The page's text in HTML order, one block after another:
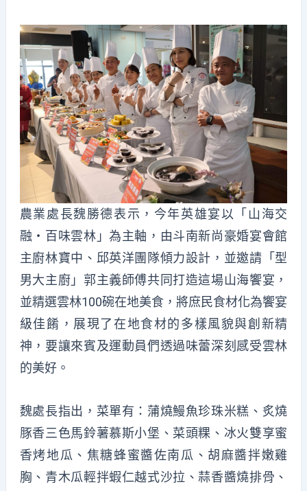
農業處長魏勝德表示，今年英雄宴以「山海交
融・百味雲林」為主軸，由斗南新尚豪婚宴會館
主廚林寶中、邱英洋團隊傾力設計，並邀請「型
男大主廚」郭主義師傅共同打造這場山海饗宴，
並精選雲林100碗在地美食，將庶民食材化為饗宴
級佳餚，展現了在地食材的多樣風貌與創新精
神，要讓來賓及運動員們透過味蕾深刻感受雲林
的美好。
魏處長指出，菜單有：蒲燒鰻魚珍珠米糕、炙燒
豚香三色馬鈴薯慕斯小堡、菜頭粿、冰火雙享蜜
香烤地瓜、焦糖蜂蜜醬佐南瓜、胡麻醬拌嫩雞
胸、青木瓜輕拌蝦仁越式沙拉、蒜香醬燒排骨、